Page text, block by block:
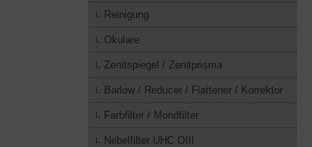
Reinigung
Okulare
Zenitspiegel / Zenitprisma
Barlow / Reducer / Flattener / Korrektor
Farbfilter / Mondfilter
Nebelfilter UHC OIII